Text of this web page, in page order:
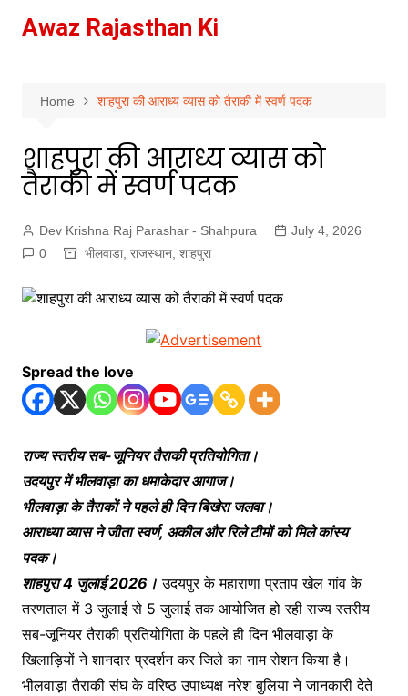
Awaz Rajasthan Ki
Home शाहपुरा की आराध्य व्यास को तैराकी में स्वर्ण पदक
शाहपुरा की आराध्य व्यास को
तैराकी में स्वर्ण पदक
Dev Krishna Raj Parashar - Shahpura
July 4, 2026
0
भीलवाडा, राजस्थान, शाहपुरा
Spread the love
राज्य स्तरीय सब-जूनियर तैराकी प्रतियोगिता।
उदयपुर में भीलवाड़ा का धमाकेदार आगाज।
भीलवाड़ा के तैराकों ने पहले ही दिन बिखेरा जलवा।
आराध्या व्यास ने जीता स्वर्ण, अकील और रिले टीमों को मिले कांस्य
पदक।
शाहपुरा 4 जुलाई 2026। उदयपुर के महाराणा प्रताप खेल गांव के
तरणताल में 3 जुलाई से 5 जुलाई तक आयोजित हो रही राज्य स्तरीय
सब-जूनियर तैराकी प्रतियोगिता के पहले ही दिन भीलवाड़ा के
खिलाड़ियों ने शानदार प्रदर्शन कर जिले का नाम रोशन किया है।
भीलवाड़ा तैराकी संघ के वरिष्ठ उपाध्यक्ष नरेश बुलिया ने जानकारी देते